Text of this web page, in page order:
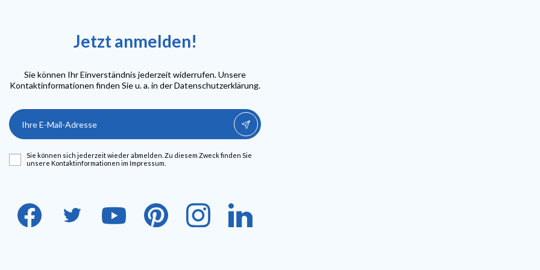
Jetzt anmelden!
Sie können Ihr Einverständnis jederzeit widerrufen. Unsere
Kontaktinformationen finden Sie u. a. in der Datenschutzerklärung.
Sie können sich jederzeit wieder abmelden. Zu diesem Zweck finden Sie
unsere Kontaktinformationen im Impressum.